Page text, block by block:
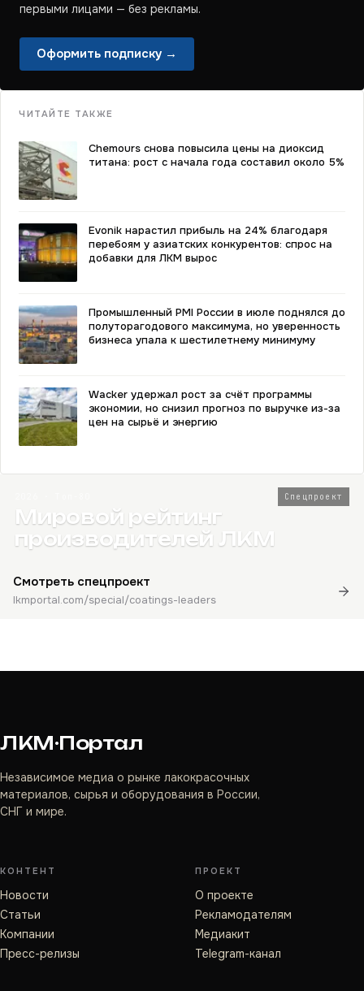
первыми лицами — без рекламы.
Оформить подписку →
ЧИТАЙТЕ ТАКЖЕ
Chemours снова повысила цены на диоксид
титана: рост с начала года составил около 5%
Evonik нарастил прибыль на 24% благодаря
перебоям у азиатских конкурентов: спрос на
добавки для ЛКМ вырос
Промышленный PMI России в июле поднялся до
полуторагодового максимума, но уверенность
бизнеса упала к шестилетнему минимуму
Wacker удержал рост за счёт программы
экономии, но снизил прогноз по выручке из-за
цен на сырьё и энергию
Спецпроект
Мировой рейтинг
производителей ЛКМ
Смотреть спецпроект
lkmportal.com/special/coatings-leaders
ЛКМ·Портал
Независимое медиа о рынке лакокрасочных
материалов, сырья и оборудования в России,
СНГ и мире.
КОНТЕНТ
Новости
Статьи
Компании
Пресс-релизы
ПРОЕКТ
О проекте
Рекламодателям
Медиакит
Telegram-канал